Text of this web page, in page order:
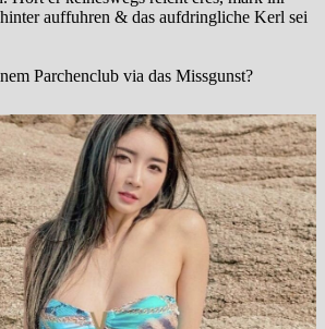
auffuhren & das aufdringliche Kerl sei
Parchenclub via das Missgunst?